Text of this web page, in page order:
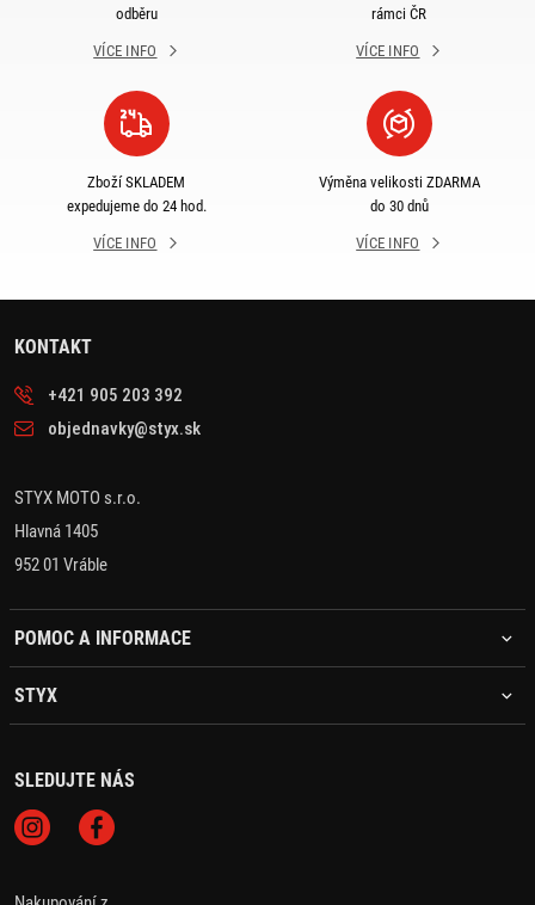
odběru
VÍCE INFO
rámci ČR
VÍCE INFO
Zboží SKLADEM
expedujeme do 24 hod.
VÍCE INFO
Výměna velikosti ZDARMA
do 30 dnů
VÍCE INFO
KONTAKT
+421 905 203 392
objednavky@styx.sk
STYX MOTO s.r.o.
Hlavná 1405
952 01 Vráble
POMOC A INFORMACE
STYX
SLEDUJTE NÁS